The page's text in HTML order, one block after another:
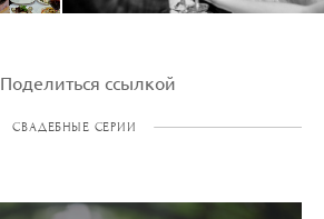
Поделиться ссылкой
СВАДЕБНЫЕ СЕРИИ